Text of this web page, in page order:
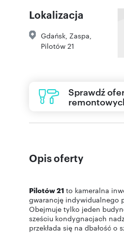
Lokalizacja
Gdańsk Zaspa
Pilotów 21
Sprawdź
Opis oferty
Pilotów 21 to kameralna
gwarancję indywidualnego
Obejmuje tylko jeden
sześciu kondygnacjach
przekłada się na dbałość o